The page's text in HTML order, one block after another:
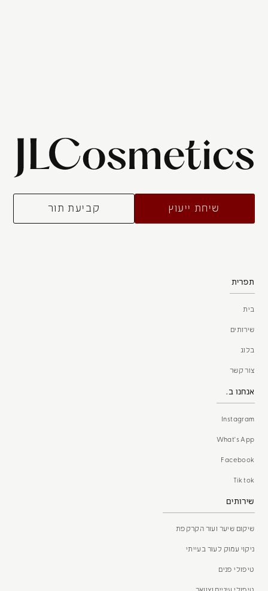
קביעת תור שיחת ייעוץ
שירותים
שיקום שיער ועור הקרקפת
ניקוי עמוק לעור בעייתי
טיפולי פנים
אנחנו ב.
Instagram
What's App
Facebook
Tik tok
תפרית
בית
שירותים
בלוג
צור קשר